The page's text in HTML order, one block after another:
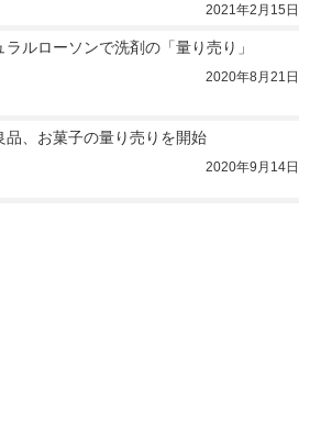
2021年2月15日
ラルローソンで洗剤の「量り売り」
2020年8月21日
品、お菓子の量り売りを開始
2020年9月14日